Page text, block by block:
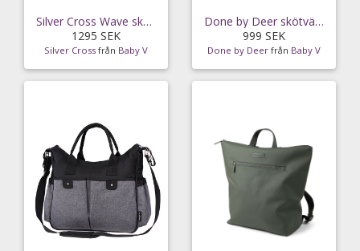
Silver Cross Wave skötväska, slate
1295 SEK
Silver Cross från Baby V
Done by Deer skötväska ryggsäck, mustard
999 SEK
Done by Deer från Baby V